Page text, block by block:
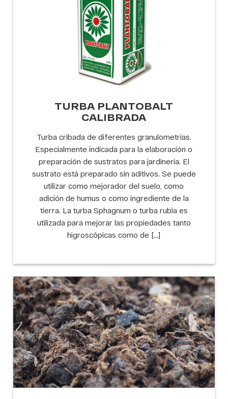
TURBA PLANTOBALT
CALIBRADA
Turba cribada de diferentes granulometrías.
Especialmente indicada para la elaboración o
preparación de sustratos para jardinería. El
sustrato está preparado sin aditivos. Se puede
utilizar como mejorador del suelo, como
adición de humus o como ingrediente de la
tierra. La turba Sphagnum o turba rubia es
utilizada para mejorar las propiedades tanto
higroscópicas como de […]